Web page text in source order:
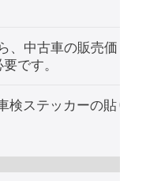
検ステッカーの貼り
、中古車の販売価
です。